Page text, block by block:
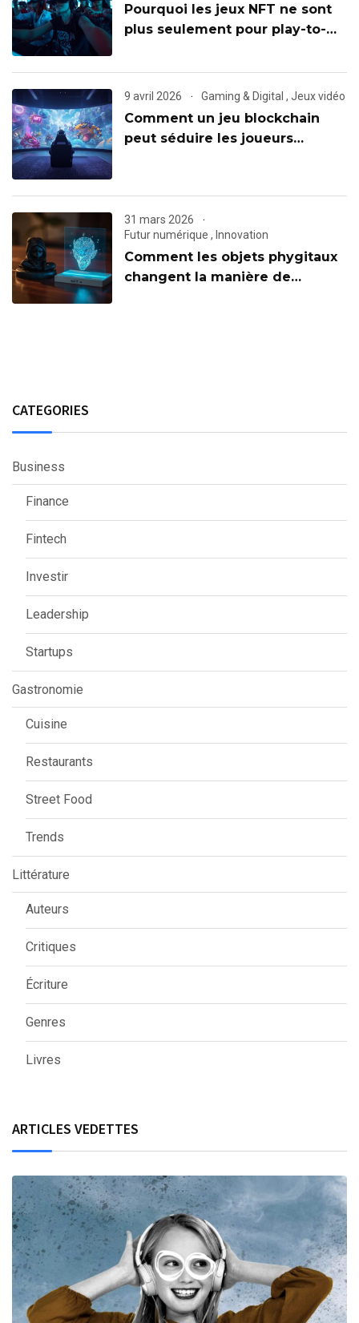
Pourquoi les jeux NFT ne sont
plus seulement pour play-to-
9 avril 2026 Gaming & Digital ,Jeux vidéo
Comment un jeu blockchain
peut séduire les joueurs
31 mars 2026
Futur numérique , Innovation
Comment les objets phygitaux
changent la manière de
CATEGORIES
Business
Finance
Fintech
Investir
Leadership
Startups
Gastronomie
Cuisine
Restaurants
Street Food
Trends
Littérature
Auteurs
Critiques
Écriture
Genres
Livres
ARTICLES VEDETTES